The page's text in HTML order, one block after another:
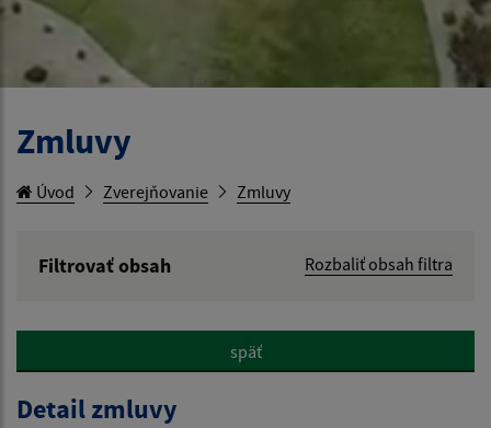
Zmluvy
Úvod Zverejňovanie Zmluvy
Filtrovať obsah
Rozbaliť obsah filtra
Hľadať v:
späť
Detail zmluvy